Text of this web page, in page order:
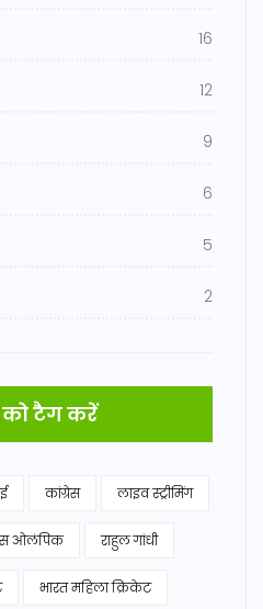
16
12
9
6
5
2
को टैग करें
कांग्रेस लाइव स्ट्रीमिंग
ओलंपिक राहुल गांधी
भारत महिला क्रिकेट